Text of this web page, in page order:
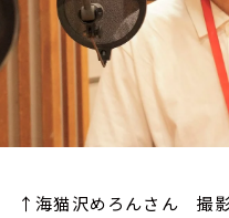
↑海猫沢めろんさん 撮影